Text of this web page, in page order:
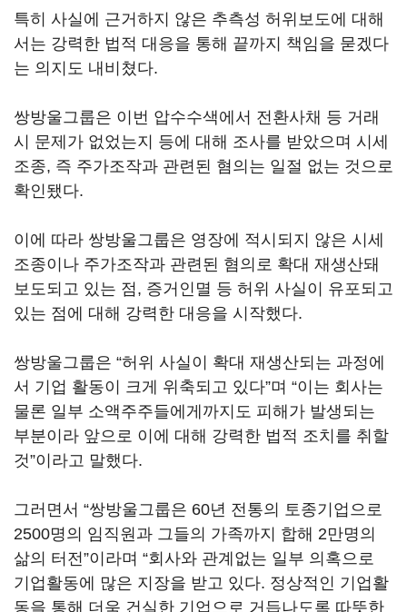
특히 사실에 근거하지 않은 추측성 허위보도에 대해
서는 강력한 법적 대응을 통해 끝까지 책임을 묻겠다
는 의지도 내비쳤다.
쌍방울그룹은 이번 압수수색에서 전환사채 등 거래
시 문제가 없었는지 등에 대해 조사를 받았으며 시세
조종, 즉 주가조작과 관련된 혐의는 일절 없는 것으로
확인됐다.
이에 따라 쌍방울그룹은 영장에 적시되지 않은 시세
조종이나 주가조작과 관련된 혐의로 확대 재생산돼
보도되고 있는 점, 증거인멸 등 허위 사실이 유포되고
있는 점에 대해 강력한 대응을 시작했다.
쌍방울그룹은 “허위 사실이 확대 재생산되는 과정에
서 기업 활동이 크게 위축되고 있다”며 “이는 회사는
물론 일부 소액주주들에게까지도 피해가 발생되는
부분이라 앞으로 이에 대해 강력한 법적 조치를 취할
것”이라고 말했다.
그러면서 “쌍방울그룹은 60년 전통의 토종기업으로
2500명의 임직원과 그들의 가족까지 합해 2만명의
삶의 터전”이라며 “회사와 관계없는 일부 의혹으로
기업활동에 많은 지장을 받고 있다. 정상적인 기업활
동을 통해 더욱 건실한 기업으로 거듭나도록 따뜻한